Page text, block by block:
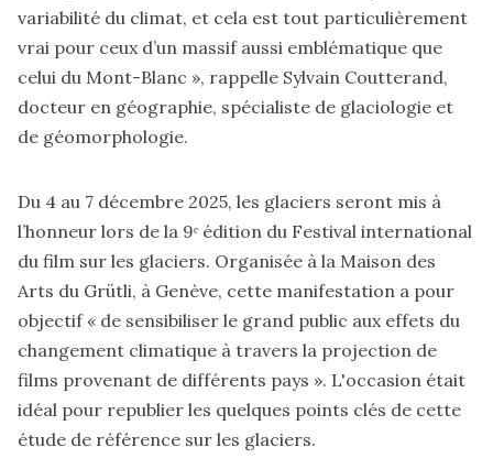
variabilité du climat, et cela est tout particulièrement
vrai pour ceux d’un massif aussi emblématique que
celui du Mont-Blanc », rappelle Sylvain Coutterand,
docteur en géographie, spécialiste de glaciologie et
de géomorphologie.
Du 4 au 7 décembre 2025, les glaciers seront mis à
l’honneur lors de la 9ᵉ édition du Festival international
du film sur les glaciers. Organisée à la Maison des
Arts du Grütli, à Genève, cette manifestation a pour
objectif « de sensibiliser le grand public aux effets du
changement climatique à travers la projection de
films provenant de différents pays ». L'occasion était
idéal pour republier les quelques points clés de cette
étude de référence sur les glaciers.